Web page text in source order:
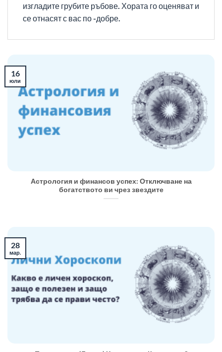
изгладите грубите ръбове. Хората го оценяват и
се отнасят с вас по -добре.
Астрология и финансов успех: Отключване на
богатството ви чрез звездите
16
юли
28
мар.